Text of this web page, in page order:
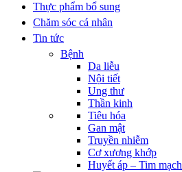
Thực phẩm bổ sung
Chăm sóc cá nhân
Tin tức
Bệnh
Da liễu
Nội tiết
Ung thư
Thần kinh
Tiêu hóa
Gan mật
Truyền nhiễm
Cơ xương khớp
Huyết áp – Tim mạch